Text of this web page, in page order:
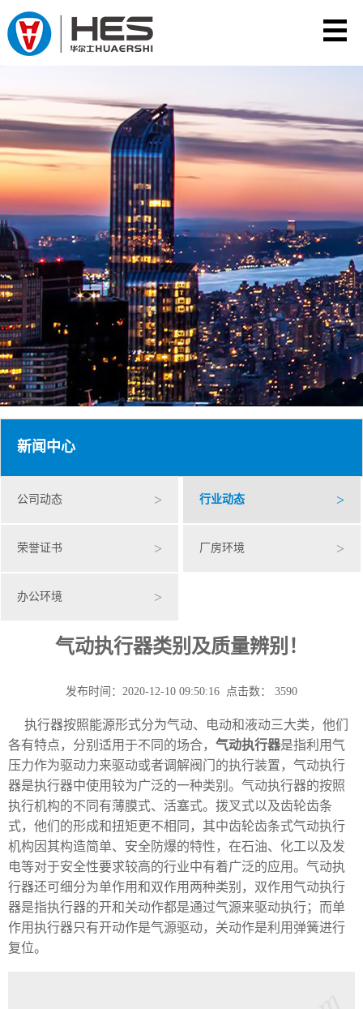
新闻中心
公司动态 > 行业动态 >
荣誉证书 > 厂房环境 >
办公环境 >
气动执行器类别及质量辨别！
发布时间：2020-12-10 09:50:16 点击数： 3590
执行器按照能源形式分为气动、电动和液动三大类，他们
各有特点，分别适用于不同的场合， 气动执行器是指利用气
压力作为驱动力来驱动或者调解阀门的执行装置，气动执行
器是执行器中使用较为广泛的一种类别。气动执行器的按照
执行机构的不同有薄膜式、活塞式。拨叉式以及齿轮齿条
式，他们的形成和扭矩更不相同，其中齿轮齿条式气动执行
机构因其构造简单、安全防爆的特性，在石油、化工以及发
电等对于安全性要求较高的行业中有着广泛的应用。气动执
行器还可细分为单作用和双作用两种类别，双作用气动执行
器是指执行器的开和关动作都是通过气源来驱动执行；而单
作用执行器只有开动作是气源驱动，关动作是利用弹簧进行
复位。